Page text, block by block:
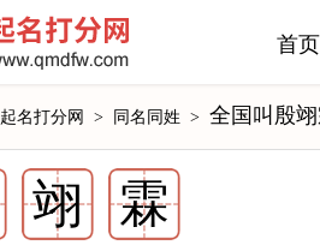
首页
起名打分网 > 同名同姓 > 全国叫殷
翊 霖